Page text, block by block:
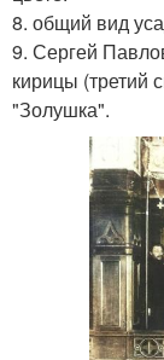
8. общий вид
9. Сергей
кирицы (третий
"Золушка".